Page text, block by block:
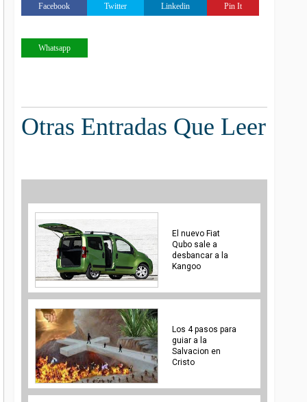
Facebook Twitter Linkedin Pin It
Whatsapp
Otras Entradas Que Leer
El nuevo Fiat
Qubo sale a
desbancar a la
Kangoo
Los 4 pasos para
guiar a la
Salvacion en
Cristo